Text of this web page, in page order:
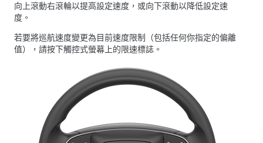
向上滾動右滾輪以提高設定速度，或向下滾動以降低設定速
度。
若要將巡航速度變更為目前速度限制（包括任何你指定的偏離
值）， 請按下觸控式螢幕上的限速標誌。